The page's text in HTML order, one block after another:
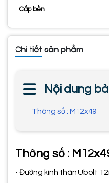
Cấp bền
Chi tiết sản phẩm
Nội dung
Thông số : M12x49
Thông số :
- Đường kính thân Ubolt